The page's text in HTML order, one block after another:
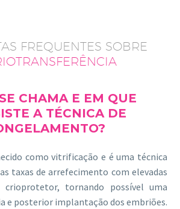
FREQUENTES SOBRE
CHAMA E EM QUE
A TÉCNICA DE
como vitrificação e é uma técnica
taxas de arrefecimento com elevadas
crioprotetor, tornando possível uma
e posterior implantação dos embriões.